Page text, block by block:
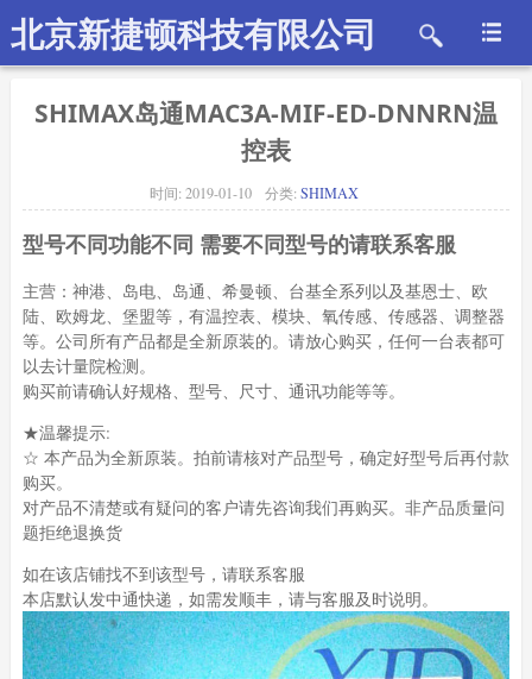
北京新捷顿科技有限公司
SHIMAX岛通MAC3A-MIF-ED-DNNRN温
控表
时间:2019-01-10 分类:SHIMAX
型号不同功能不同 需要不同型号的请联系客服
主营：神港、岛电、岛通、希曼顿、台基全系列以及基恩士、欧
陆、欧姆龙、堡盟等，有温控表、模块、氧传感、传感器、调整器
等。公司所有产品都是全新原装的。请放心购买，任何一台表都可
以去计量院检测。
购买前请确认好规格、型号、尺寸、通讯功能等等。
★温馨提示:
☆ 本产品为全新原装。拍前请核对产品型号，确定好型号后再付款
购买。
对产品不清楚或有疑问的客户请先咨询我们再购买。非产品质量问
题拒绝退换货
如在该店铺找不到该型号，请联系客服
本店默认发中通快递，如需发顺丰，请与客服及时说明。